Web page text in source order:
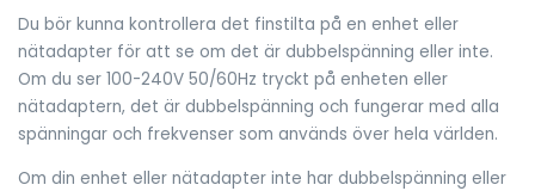
Du bör kunna kontrollera det finstilta på en enhet eller
nätadapter för att se om det är dubbelspänning eller inte.
Om du ser 100-240V 50/60Hz tryckt på enheten eller
nätadaptern, det är dubbelspänning och fungerar med alla
spänningar och frekvenser som används över hela världen.
Om din enhet eller nätadapter inte har dubbelspänning eller